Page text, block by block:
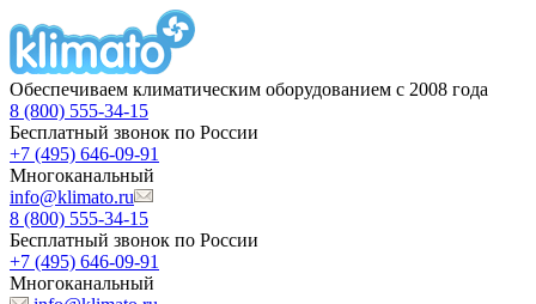
Обеспечиваем климатическим оборудованием с 2008 года
8 (800) 555-34-15
Бесплатный звонок по России
+7 (495) 646-09-91
Многоканальный
info@klimato.ru
8 (800) 555-34-15
Бесплатный звонок по России
+7 (495) 646-09-91
Многоканальный